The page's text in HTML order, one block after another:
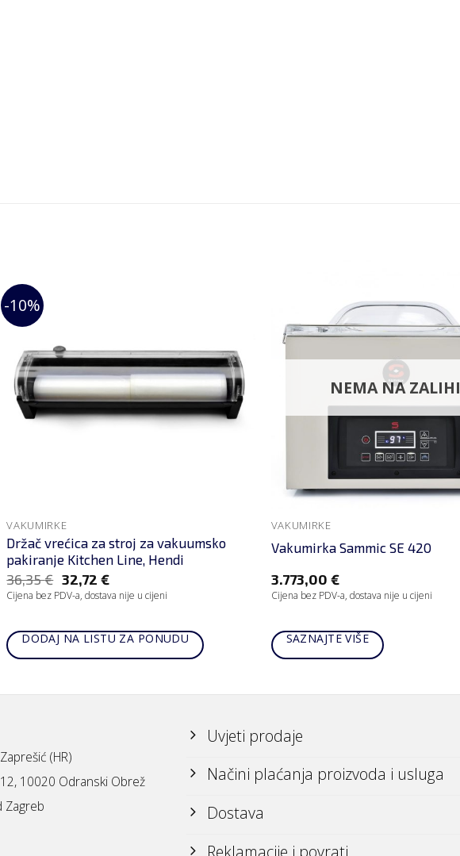
-10%
VAKUMIRKE
Držač vrećica za stroj za vakuumsko
pakiranje Kitchen Line, Hendi
36,35€ 32,72 €
Cijena bez PDV-a, dostava nije u cijeni
DODAJ NA LISTU ZA PONUDU
NEMA NA ZALIHI
VAKUMIRKE
Vakumirka Sammic SE 420
3.773,00 €
Cijena bez PDV-a, dostava nije u cijeni
SAZNAJTE VIŠE
(HR)
10020 Odranski Obrež
Zagreb
Uvjeti prodaje
Načini plaćanja proizvoda i usluga
Dostava
Reklamacije i povrati